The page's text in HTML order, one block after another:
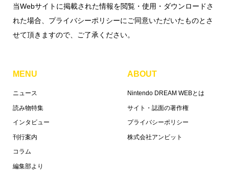
当Webサイトに掲載された情報を閲覧・使用・ダウンロードさ
れた場合、プライバシーポリシーにご同意いただいたものとさ
せて頂きますので、ご了承ください。
MENU
ニュース
読み物特集
インタビュー
刊行案内
コラム
編集部より
ABOUT
Nintendo DREAM WEBとは
サイト・誌面の著作権
プライバシーポリシー
株式会社アンビット